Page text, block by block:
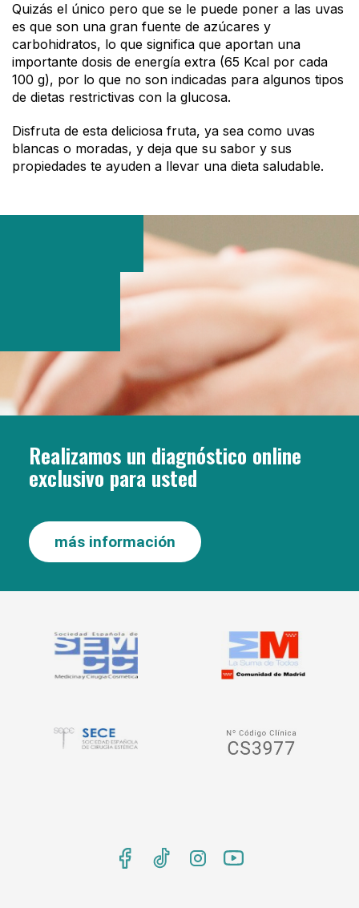
Quizás el único pero que se le puede poner a las uvas
es que son una gran fuente de azúcares y
carbohidratos, lo que significa que aportan una
importante dosis de energía extra (65 Kcal por cada
100 g), por lo que no son indicadas para algunos tipos
de dietas restrictivas con la glucosa.
Disfruta de esta deliciosa fruta, ya sea como uvas
blancas o moradas, y deja que su sabor y sus
propiedades te ayuden a llevar una dieta saludable.
Realizamos un diagnóstico online
exclusivo para usted
más información